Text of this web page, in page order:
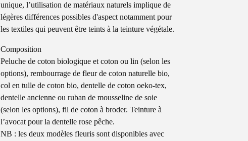
unique, l’utilisation de matériaux naturels implique de
légères différences possibles d'aspect notamment pour
les textiles qui peuvent être teints à la teinture végétale.
Composition
Peluche de coton biologique et coton ou lin (selon les
options), rembourrage de fleur de coton naturelle bio,
col en tulle de coton bio, dentelle de coton oeko-tex,
dentelle ancienne ou ruban de mousseline de soie
(selon les options), fil de coton à broder. Teinture à
l’avocat pour la dentelle rose pêche.
NB : les deux modèles fleuris sont disponibles avec